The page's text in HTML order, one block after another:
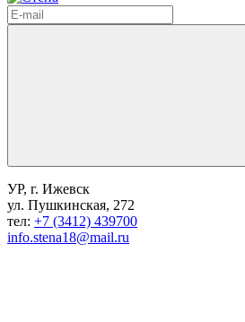
УР, г. Ижевск
ул. Пушкинская, 272
тел: +7 (3412) 439700
info.stena18@mail.ru